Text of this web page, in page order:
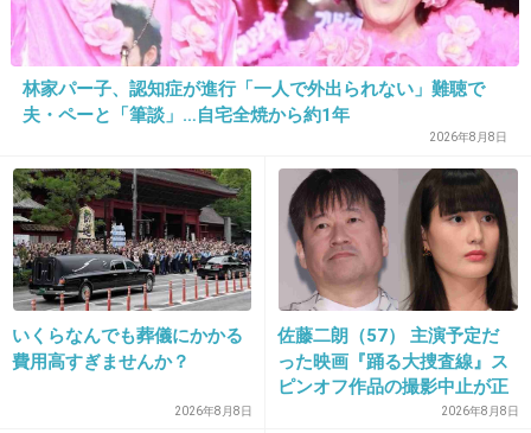
でパンダにならないです！
色はブラウンのを使ってますが、塗りやすいですしダマに
ならなくて私には一番良かったです。
ＬＯＶＥＦＬＯも同様にするとパンダにならなかったです
ね。
はフィルムタイプをホットビューラーで上げるのが良いの
かなぁ、と個人的には思ってます。
+10 -4
24. 匿名2013/05/05(日) 23:27:21
笑うと目尻が下まぶたにつくので(わかるかな？めがくちゃ
っとなる)にじむと最近気がつきました。
林家パー子、認知症が進行「一人で外出られない」難聴で
夫・ペーと「筆談」…自宅全焼から約1年
2026年8月8日
いくらなんでも葬儀にかかる
費用高すぎませんか？
2026年8月8日
佐藤二朗（57） 主演予定だ
った映画『踊る大捜査線』ス
ピンオフ作品の撮影中止が正
2026年8月8日